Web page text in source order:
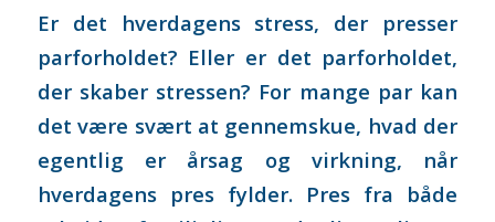
Er det hverdagens stress, der presser
parforholdet? Eller er det parforholdet,
der skaber stressen? For mange par kan
det være svært at gennemskue, hvad der
egentlig er årsag og virkning, når
hverdagens pres fylder. Pres fra både